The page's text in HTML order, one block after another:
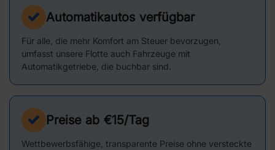
Automatikautos verfügbar
Für alle, die mehr Komfort am Steuer bevorzugen,
umfasst unsere Flotte auch Fahrzeuge mit
Automatikgetriebe, die buchbar sind.
Preise ab €15/Tag
Wettbewerbsfähige, transparente Preise ohne versteckte